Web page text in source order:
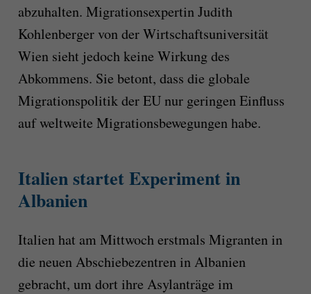
abzuhalten. Migrationsexpertin Judith
Kohlenberger von der Wirtschaftsuniversität
Wien sieht jedoch keine Wirkung des
Abkommens. Sie betont, dass die globale
Migrationspolitik der EU nur geringen Einfluss
auf weltweite Migrationsbewegungen habe.
Italien startet Experiment in
Albanien
Italien hat am Mittwoch erstmals Migranten in
die neuen Abschiebezentren in Albanien
gebracht, um dort ihre Asylanträge im